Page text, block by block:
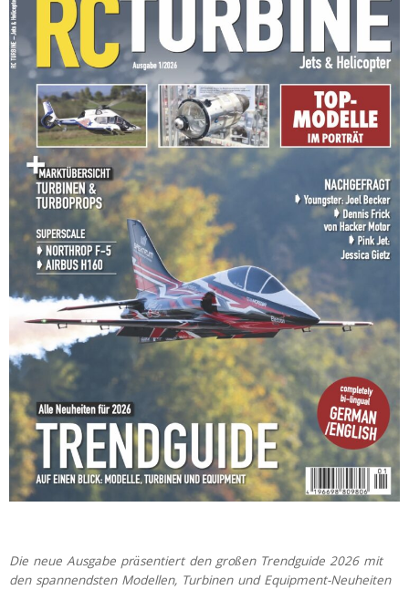
Die neue Ausgabe präsentiert den großen Trendguide 2026 mit
den spannendsten Modellen, Turbinen und Equipment-Neuheiten